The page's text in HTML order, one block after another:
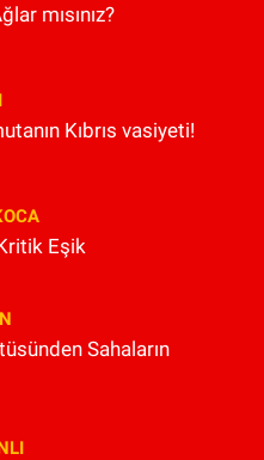
mısınız?
Kıbrıs vasiyeti!
Eşik
Sahaların